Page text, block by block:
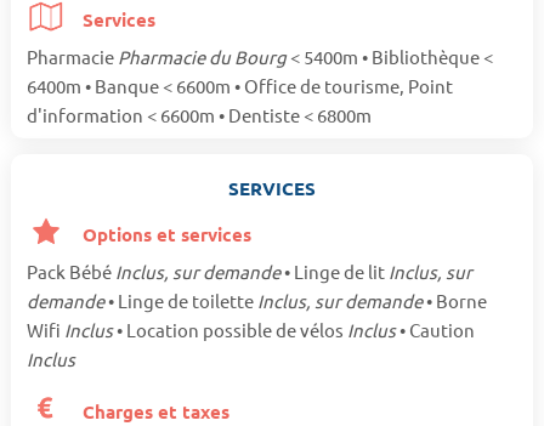
Services
Pharmacie Pharmacie du Bourg< 5400m • Bibliothèque <
6400m • Banque < 6600m • Office de tourisme, Point
d'information < 6600m • Dentiste < 6800m
SERVICES
Options et services
Pack Bébé Inclus, sur demande• Linge de lit Inclus, sur
demande• Linge de toilette Inclus, sur demande• Borne
Wifi Inclus• Location possible de vélos Inclus• Caution
Inclus
Charges et taxes